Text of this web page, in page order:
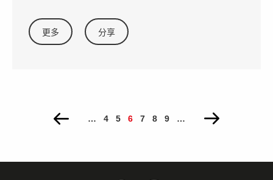
更多 分享
… 4 5 6 7 8 9 …